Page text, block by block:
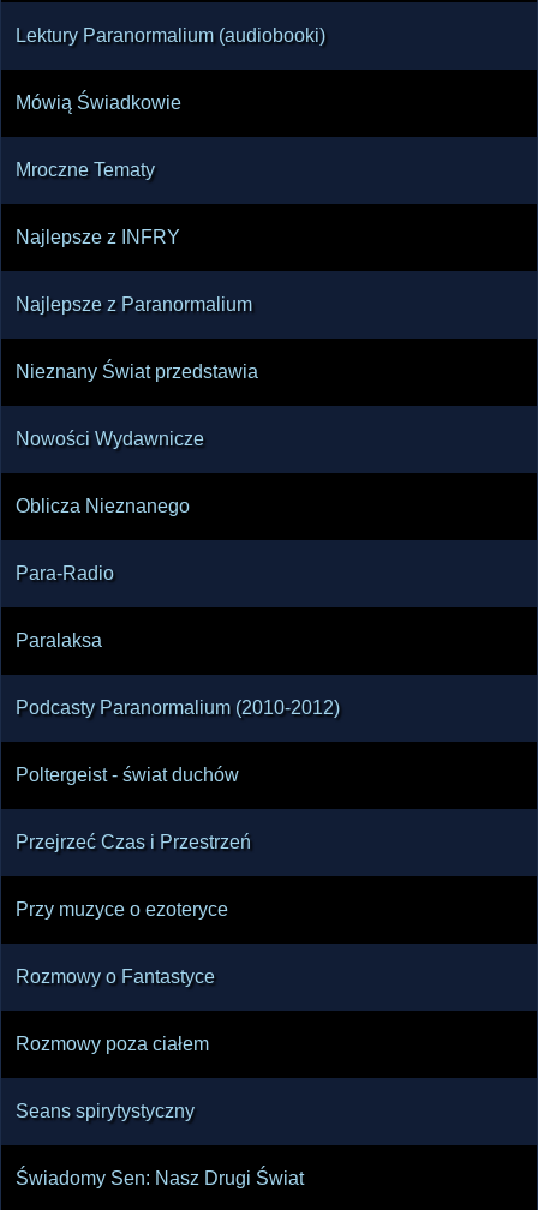
przesłaniu, że w badaniu nawiedzeń trzeba
zaczynać od świata materialnego i
psychicznego, a dopiero potem ostrożnie
przechodzić do interpretacji duchowych;
największą ochroną pozostają spokój,
Lektury Paranormalium (audiobooki)
Mówią Świadkowie
Mroczne Tematy
Najlepsze z INFRY
Najlepsze z Paranormalium
Nieznany Świat przedstawia
Nowości Wydawnicze
Oblicza Nieznanego
Para-Radio
Paralaksa
Podcasty Paranormalium (2010-2012)
Poltergeist - świat duchów
Przejrzeć Czas i Przestrzeń
Przy muzyce o ezoteryce
Rozmowy o Fantastyce
Rozmowy poza ciałem
Seans spirytystyczny
Świadomy Sen: Nasz Drugi Świat